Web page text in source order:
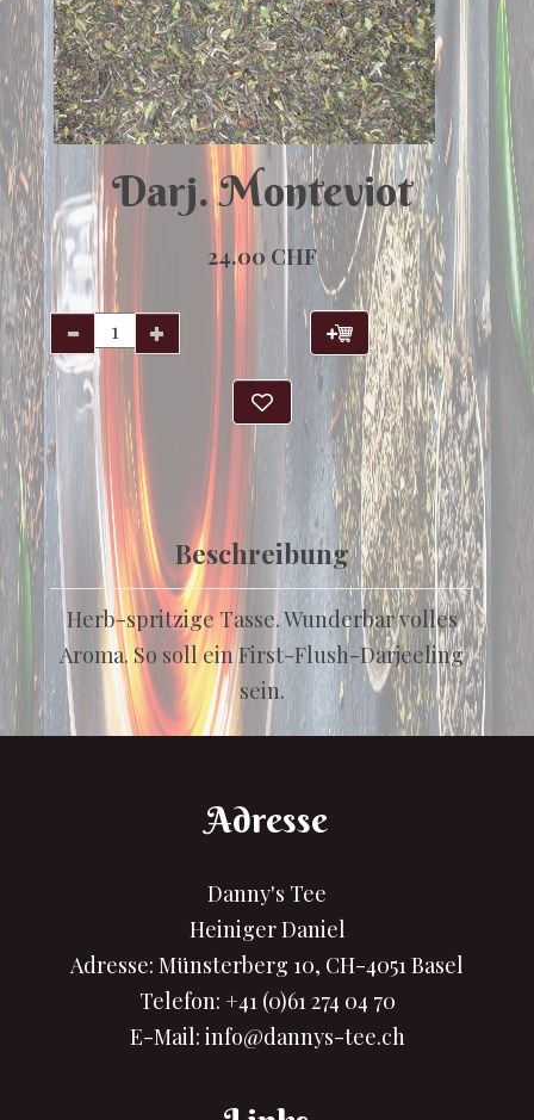
Darj. Monteviot
24.00 CHF
Beschreibung
Herb-spritzige Tasse. Wunderbar volles
Aroma. So soll ein First-Flush-Darjeeling
sein.
Adresse
Danny's Tee
Heiniger Daniel
Adresse: Münsterberg 10, CH-4051 Basel
Telefon: +41 (0)61 274 04 70
E-Mail: info@dannys-tee.ch